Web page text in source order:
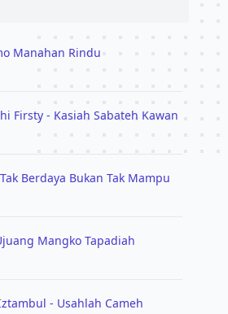
Manahan Rindu
Firsty - Kasiah Sabateh Kawan
Berdaya Bukan Tak Mampu
Mangko Tapadiah
- Usahlah Cameh